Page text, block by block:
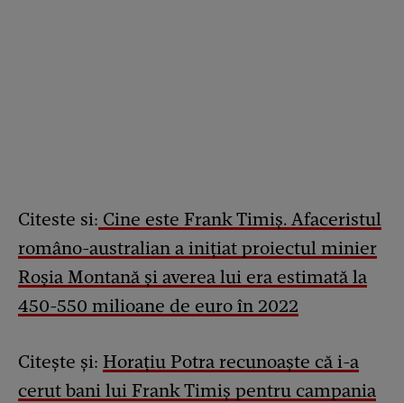
Citeste si: Cine este Frank Timiș. Afaceristul
româno-australian a inițiat proiectul minier
Roșia Montană și averea lui era estimată la
450-550 milioane de euro în 2022
Citește și: Horaţiu Potra recunoaște că i-a
cerut bani lui Frank Timiş pentru campania